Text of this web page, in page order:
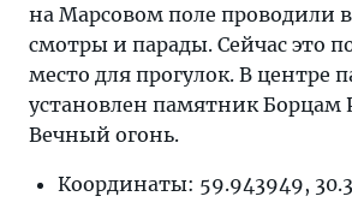
на Марсовом поле проводили
смотры и парады. Сейчас это
место для прогулок. В центре
установлен памятник Борцам
Вечный огонь.
Координаты: 59.943949,